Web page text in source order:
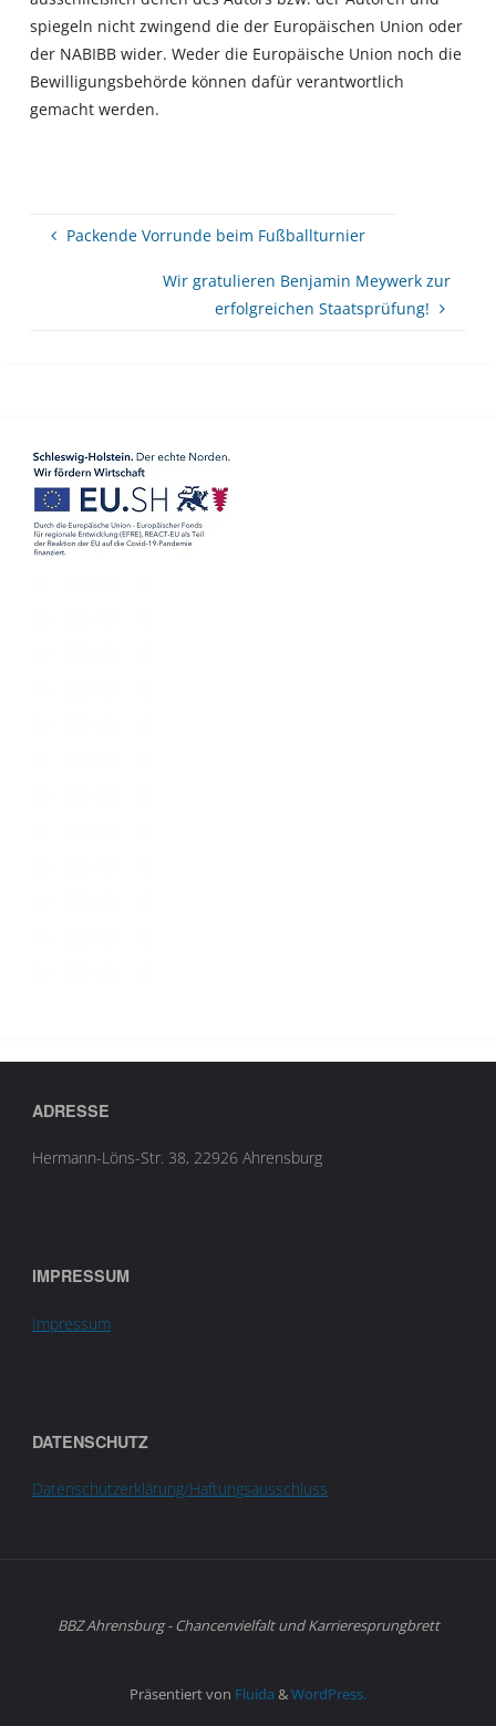
spiegeln nicht zwingend die der Europäischen Union oder
der NABIBB wider. Weder die Europäische Union noch die
Bewilligungsbehörde können dafür verantwortlich
gemacht werden.
Packende Vorrunde beim Fußballturnier
Wir gratulieren Benjamin Meywerk zur
erfolgreichen Staatsprüfung!
ADRESSE
Hermann-Löns-Str. 38, 22926 Ahrensburg
IMPRESSUM
Impressum
DATENSCHUTZ
Datenschutzerklärung/Haftungsausschluss
BBZ Ahrensburg - Chancenvielfalt und Karrieresprungbrett
Präsentiert von Fluida &WordPress.